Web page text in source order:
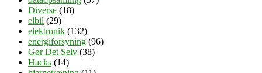
Diverse (18)
elbil (29)
elektronik (132)
energiforsyning (96)
Gør Det Selv (38)
Hacks (14)